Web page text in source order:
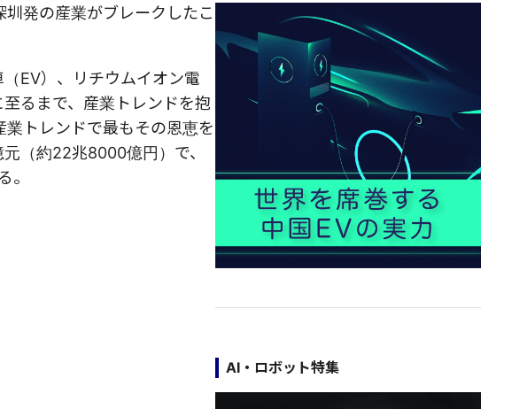
発の産業がブレークしたこ
EV）、リチウムイオン電
るまで、産業トレンドを抱
トレンドで最もその恩恵を
（約22兆8000億円）で、
。
AI・ロボット特集